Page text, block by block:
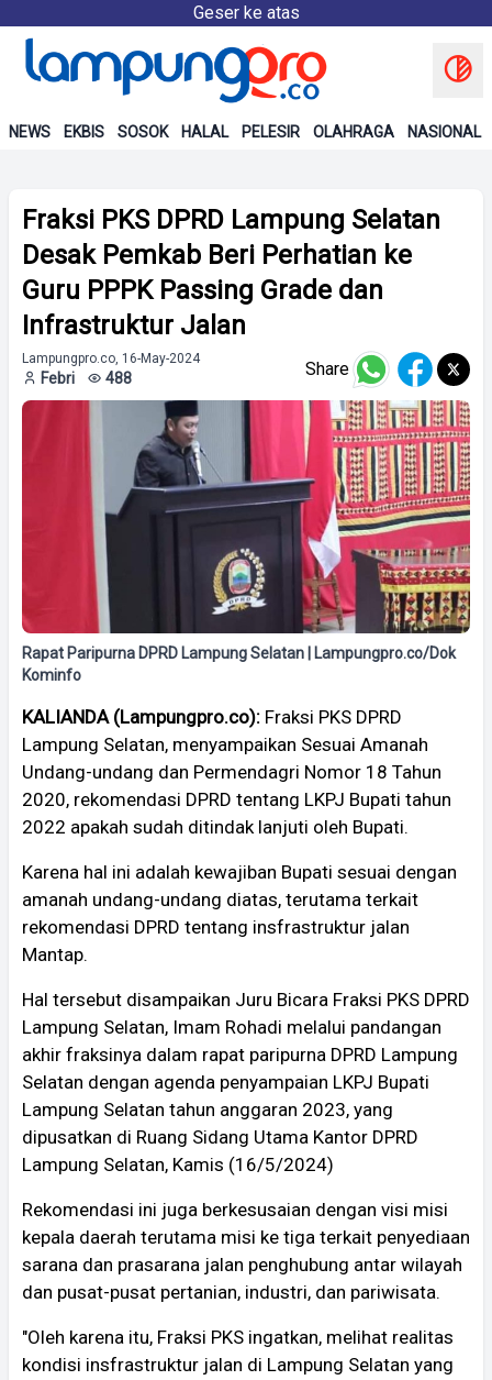
Geser ke atas
NEWS EKBIS SOSOK HALAL PELESIR OLAHRAGA NASIONAL
Fraksi PKS DPRD Lampung Selatan
Desak Pemkab Beri Perhatian ke
Guru PPPK Passing Grade dan
Infrastruktur Jalan
Lampungpro.co, 16-May-2024
Febri 488 Share
Rapat Paripurna DPRD Lampung Selatan | Lampungpro.co/Dok
Kominfo
KALIANDA (Lampungpro.co): Fraksi PKS DPRD
Lampung Selatan, menyampaikan Sesuai Amanah
Undang-undang dan Permendagri Nomor 18 Tahun
2020, rekomendasi DPRD tentang LKPJ Bupati tahun
2022 apakah sudah ditindak lanjuti oleh Bupati.
Karena hal ini adalah kewajiban Bupati sesuai dengan
amanah undang-undang diatas, terutama terkait
rekomendasi DPRD tentang insfrastruktur jalan
Mantap.
Hal tersebut disampaikan Juru Bicara Fraksi PKS DPRD
Lampung Selatan, Imam Rohadi melalui pandangan
akhir fraksinya dalam rapat paripurna DPRD Lampung
Selatan dengan agenda penyampaian LKPJ Bupati
Lampung Selatan tahun anggaran 2023, yang
dipusatkan di Ruang Sidang Utama Kantor DPRD
Lampung Selatan, Kamis (16/5/2024)
Rekomendasi ini juga berkesusaian dengan visi misi
kepala daerah terutama misi ke tiga terkait penyediaan
sarana dan prasarana jalan penghubung antar wilayah
dan pusat-pusat pertanian, industri, dan pariwisata.
"Oleh karena itu, Fraksi PKS ingatkan, melihat realitas
kondisi insfrastruktur jalan di Lampung Selatan yang